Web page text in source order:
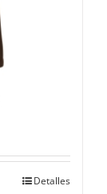
Detalles